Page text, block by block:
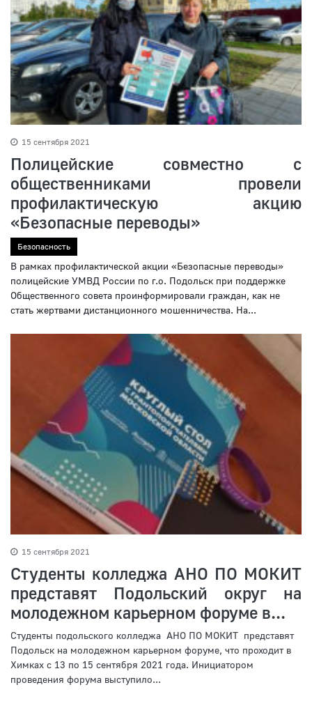
15 сентября 2021
Полицейские совместно с
общественниками провели
профилактическую акцию
«Безопасные переводы»
Безопасность
В рамках профилактической акции «Безопасные переводы»
полицейские УМВД России по г.о. Подольск при поддержке
Общественного совета проинформировали граждан, как не
стать жертвами дистанционного мошенничества. На...
15 сентября 2021
Студенты колледжа АНО ПО МОКИТ
представят Подольский округ на
молодежном карьерном форуме в...
Студенты подольского колледжа АНО ПО МОКИТ представят
Подольск на молодежном карьерном форуме, что проходит в
Химках с 13 по 15 сентября 2021 года. Инициатором
проведения форума выступило...